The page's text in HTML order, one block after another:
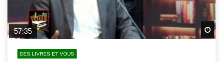
57:35
DES LIVRES ET VOUS